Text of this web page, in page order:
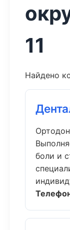
11
Найдено
боли и